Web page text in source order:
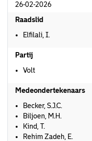
26-02-2026
Raadslid
Elfilali, I.
Partij
Volt
Medeondertekenaars
Becker, S.J.C.
Biljoen, M.H.
Kind, T.
Rehim Zadeh, E.